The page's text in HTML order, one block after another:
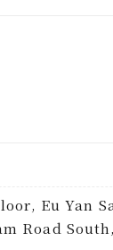
Eu Yan
Road